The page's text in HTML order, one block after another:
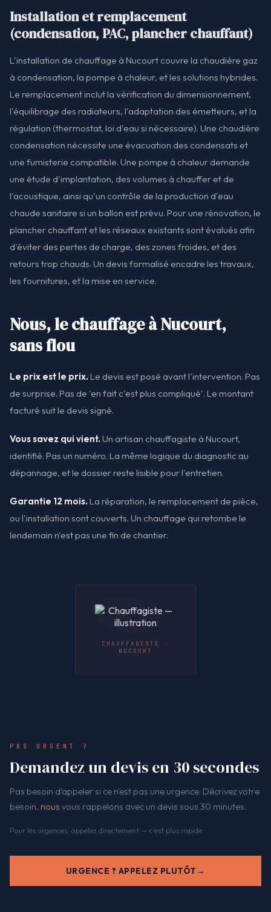
Installation et remplacement
(condensation, PAC, plancher chauffant)
L'installation de chauffage à Nucourt couvre la chaudière gaz
à condensation, la pompe à chaleur, et les solutions hybrides.
Le remplacement inclut la vérification du dimensionnement,
l'équilibrage des radiateurs, l'adaptation des émetteurs, et la
régulation (thermostat, loi d'eau si nécessaire). Une chaudière
condensation nécessite une évacuation des condensats et
une fumisterie compatible. Une pompe à chaleur demande
une étude d'implantation, des volumes à chauffer et de
l'acoustique, ainsi qu'un contrôle de la production d'eau
chaude sanitaire si un ballon est prévu. Pour une rénovation, le
plancher chauffant et les réseaux existants sont évalués afin
d'éviter des pertes de charge, des zones froides, et des
retours trop chauds. Un devis formalisé encadre les travaux,
les fournitures, et la mise en service.
Nous, le chauffage à Nucourt,
sans flou
Le prix est le prix. Le devis est posé avant l'intervention. Pas
de surprise. Pas de 'en fait c'est plus compliqué'. Le montant
facturé suit le devis signé.
Vous savez qui vient. Un artisan chauffagiste à Nucourt,
identifié. Pas un numéro. La même logique du diagnostic au
dépannage, et le dossier reste lisible pour l'entretien.
Garantie 12 mois. La réparation, le remplacement de pièce,
ou l'installation sont couverts. Un chauffage qui retombe le
lendemain n'est pas une fin de chantier.
CHAUFFAGISTE ·
NUCOURT
PAS URGENT ?
Demandez un devis en 30 secondes
Pas besoin d'appeler si ce n'est pas une urgence. Décrivez votre
besoin, nous vous rappelons avec un devis sous 30 minutes.
Pour les urgences, appelez directement — c'est plus rapide.
URGENCE ? APPELEZ PLUTÔT